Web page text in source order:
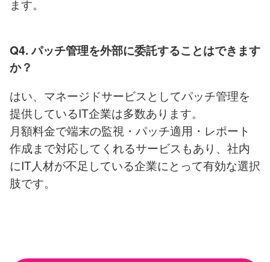
ます。
Q4. パッチ管理を外部に委託することはできます
か？
はい、マネージドサービスとしてパッチ管理を
提供しているIT企業は多数あります。
月額料金で端末の監視・パッチ適用・レポート
作成まで対応してくれるサービスもあり、社内
にIT人材が不足している企業にとって有効な選択
肢です。